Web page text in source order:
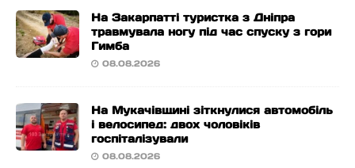
На Закарпатті туристка з Дніпра
травмувала ногу під час спуску з гори
Гимба
08.08.2026
На Мукачівщині зіткнулися автомобіль
і велосипед: двох чоловіків
госпіталізували
08.08.2026